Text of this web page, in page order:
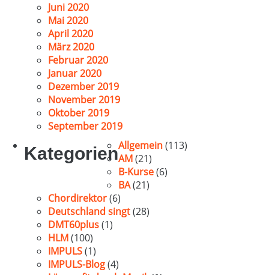
Juni 2020
Mai 2020
April 2020
März 2020
Februar 2020
Januar 2020
Dezember 2019
November 2019
Oktober 2019
September 2019
KategorienAllgemein(113)
AM(21)
B-Kurse(6)
BA(21)
Chordirektor(6)
Deutschland singt(28)
DMT60plus(1)
HLM(100)
IMPULS(1)
IMPULS-Blog(4)